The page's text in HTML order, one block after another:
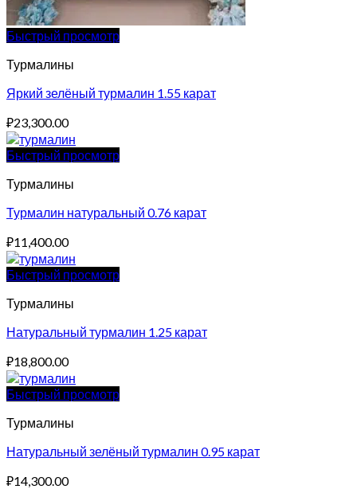
Быстрый просмотр
Турмалины
Яркий зелёный турмалин 1.55 карат
₽23,300.00
Быстрый просмотр
Турмалины
Турмалин натуральный 0.76 карат
₽11,400.00
Быстрый просмотр
Турмалины
Натуральный турмалин 1.25 карат
₽18,800.00
Быстрый просмотр
Турмалины
Натуральный зелёный турмалин 0.95 карат
₽14,300.00